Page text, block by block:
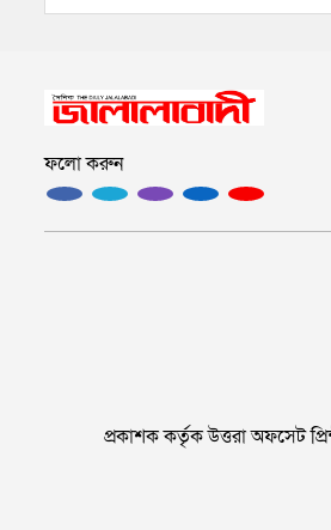
ফলো করুন
প্রকাশক কর্তৃক উত্তরা অফসেট